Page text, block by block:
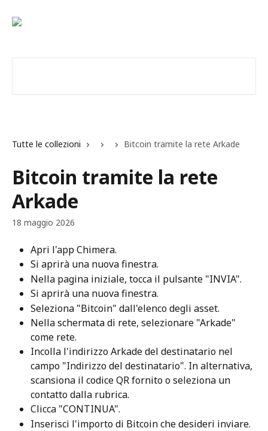
Tutte le collezioni Bitcoin tramite la rete Arkade
Bitcoin tramite la rete
Arkade
18 maggio 2026
Apri l'app Chimera.
Si aprirà una nuova finestra.
Nella pagina iniziale, tocca il pulsante "INVIA".
Si aprirà una nuova finestra.
Seleziona "Bitcoin" dall'elenco degli asset.
Nella schermata di rete, selezionare "Arkade"
come rete.
Incolla l'indirizzo Arkade del destinatario nel
campo "Indirizzo del destinatario". In alternativa,
scansiona il codice QR fornito o seleziona un
contatto dalla rubrica.
Clicca "CONTINUA".
Inserisci l'importo di Bitcoin che desideri inviare.